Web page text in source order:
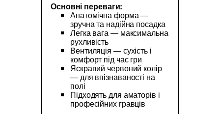
Основні переваги:
Анатомічна форма —
зручна та надійна посадка
Легка вага — максимальна
рухливість
Вентиляція — сухість і
комфорт під час гри
Яскравий червоний колір
— для впізнаваності на
полі
Підходять для аматорів і
професійних гравців